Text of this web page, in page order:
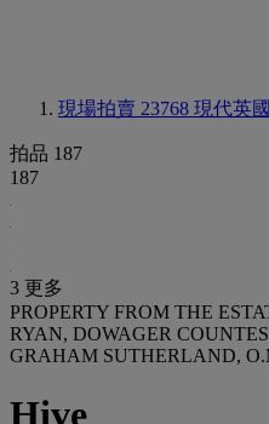
現場拍賣 23768 現代英
拍品 187
187
3 更多
PROPERTY FROM THE
RYAN, DOWAGER
GRAHAM SUTHERLAND,
Hive